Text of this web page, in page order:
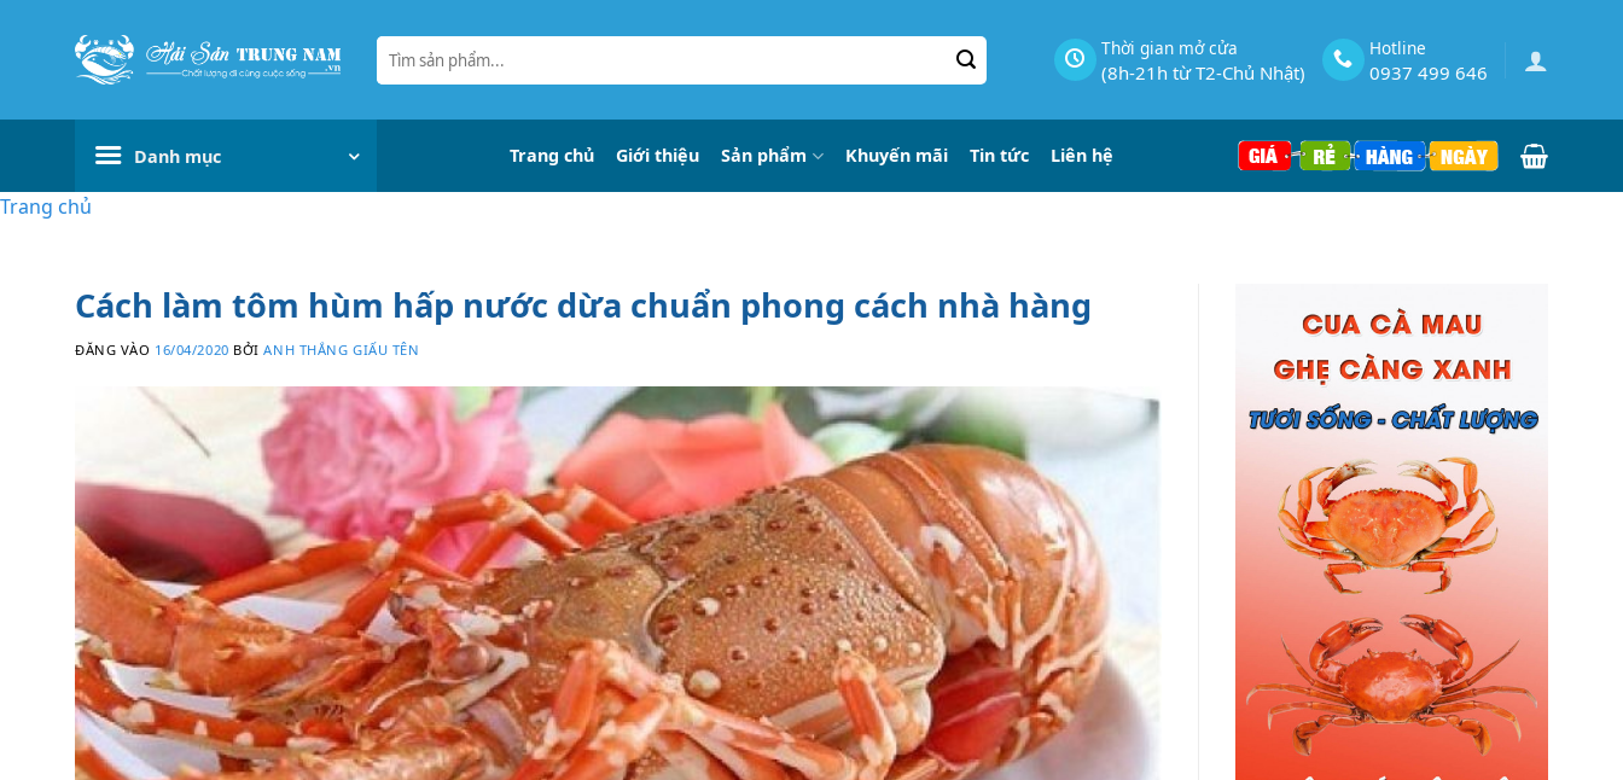
Tìm
kiếm:
Thời gian mở cửa
(8h-21h từ T2-Chủ Nhật)
Hotline
0937 499 646
Danh mục Trang chủ Giới thiệu Sản phẩm Khuyến mãi Tin tức Liên hệ
Trang chủ
Cách làm tôm hùm hấp nước dừa chuẩn phong cách nhà hàng
ĐĂNG VÀO 16/04/2020 BỞIANH THẮNG GIẤU TÊN